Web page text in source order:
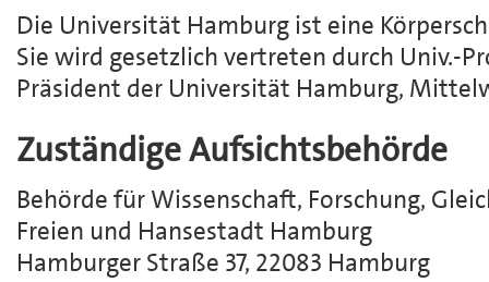
Die Universität Hamburg ist eine
Sie wird gesetzlich vertreten durch Univ.-
Präsident der Universität Hamburg,
Zuständige Aufsichtsbehörde
Behörde für Wissenschaft, Forschung,
Freien und Hansestadt Hamburg
Hamburger Straße 37, 22083 Hamburg